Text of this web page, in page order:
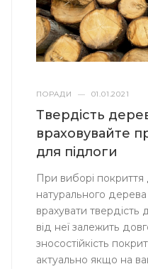
ПОРАДИ — 01.01.2021
Твердість
враховувайте
для підлоги
При виборі покриття
натурального
врахувати твердість
від неї залежить
зносостійкість
актуально якщо на